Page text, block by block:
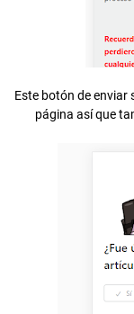
Este botón de enviar
página así que